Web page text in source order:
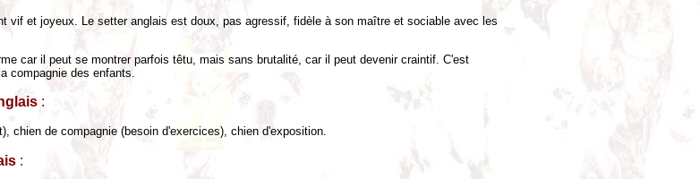
vif et joyeux. Le setter anglais est doux, pas agressif, fidèle à son maître et sociable avec les
car il peut se montrer parfois têtu, mais sans brutalité, car il peut devenir craintif. C'est
compagnie des enfants.
:
chien de compagnie (besoin d'exercices), chien d'exposition.
: